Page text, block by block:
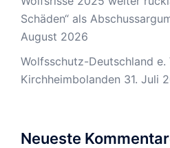
Schäden“ als
August 2026
Wolfsschutz-Deutschland e.
Kirchheimbolanden 31. Juli
Neueste